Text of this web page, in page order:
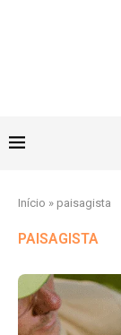
Início » paisagista
PAISAGISTA